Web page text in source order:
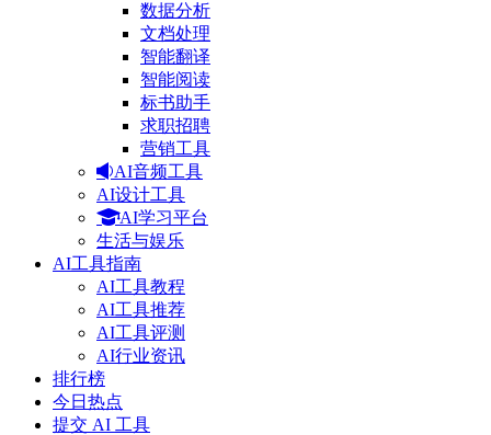
数据分析
文档处理
智能翻译
智能阅读
标书助手
求职招聘
营销工具
AI音频工具
AI设计工具
AI学习平台
生活与娱乐
AI工具指南
AI工具教程
AI工具推荐
AI工具评测
AI行业资讯
排行榜
今日热点
提交 AI 工具